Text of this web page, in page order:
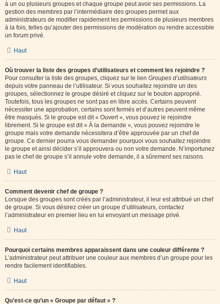
à un ou plusieurs groupes et chaque groupe peut avoir ses permissions. La
gestion des membres par l’intermédiaire des groupes permet aux
administrateurs de modifier rapidement les permissions de plusieurs membres
à la fois, telles qu’ajouter des permissions de modération ou rendre accessible
un forum privé.
Haut
Où trouver la liste des groupes d’utilisateurs et comment les rejoindre ?
Pour consulter la liste des groupes, cliquez sur le lien Groupes d’utilisateurs
depuis votre panneau de l’utilisateur. Si vous souhaitez rejoindre un des
groupes, sélectionnez le groupe désiré et cliquez sur le bouton approprié.
Toutefois, tous les groupes ne sont pas en libre accès. Certains peuvent
nécessiter une approbation, certains sont fermés et d’autres peuvent même
être masqués. Si le groupe est dit « Ouvert », vous pouvez le rejoindre
librement. Si le groupe est dit « À la demande », vous pouvez rejoindre le
groupe mais votre demande nécessitera d’être approuvée par un chef de
groupe. Ce dernier pourra vous demander pourquoi vous souhaitez rejoindre
le groupe et ainsi décider s’il approuvera ou non votre demande. N’importunez
pas le chef de groupe s’il annule votre demande, il a sûrement ses raisons.
Haut
Comment devenir chef de groupe ?
Lorsque des groupes sont créés par l’administrateur, il leur est attribué un chef
de groupe. Si vous désirez créer un groupe d’utilisateurs, contactez
l’administrateur en premier lieu en lui envoyant un message privé.
Haut
Pourquoi certains membres apparaissent dans une couleur différente ?
L’administrateur peut attribuer une couleur aux membres d’un groupe pour les
rendre facilement identifiables.
Haut
Qu’est-ce qu’un « Groupe par défaut » ?